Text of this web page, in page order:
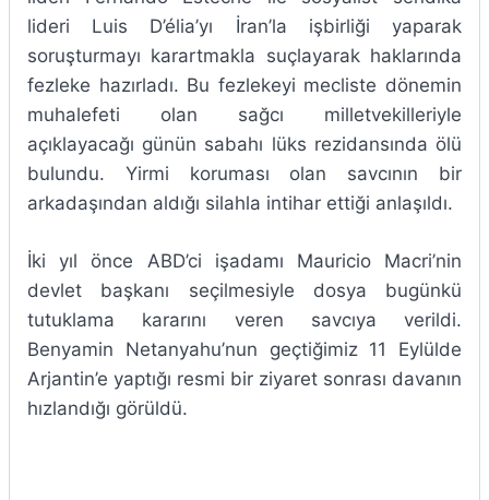
lideri Luis D’élia’yı İran’la işbirliği yaparak
soruşturmayı karartmakla suçlayarak haklarında
fezleke hazırladı. Bu fezlekeyi mecliste dönemin
muhalefeti olan sağcı milletvekilleriyle
açıklayacağı günün sabahı lüks rezidansında ölü
bulundu. Yirmi koruması olan savcının bir
arkadaşından aldığı silahla intihar ettiği anlaşıldı.
İki yıl önce ABD’ci işadamı Mauricio Macri’nin
devlet başkanı seçilmesiyle dosya bugünkü
tutuklama kararını veren savcıya verildi.
Benyamin Netanyahu’nun geçtiğimiz 11 Eylülde
Arjantin’e yaptığı resmi bir ziyaret sonrası davanın
hızlandığı görüldü.